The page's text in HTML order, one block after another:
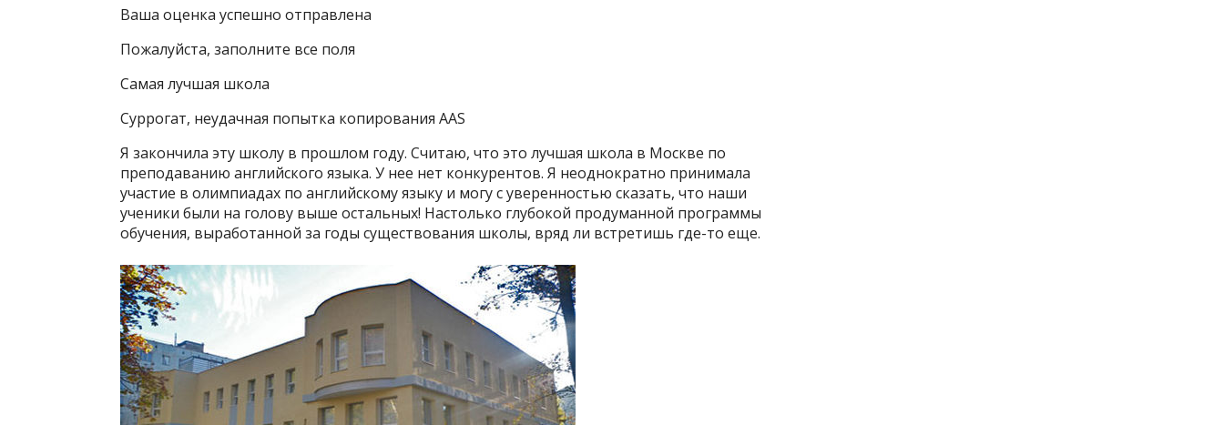
Ваша оценка успешно отправлена
Пожалуйста, заполните все поля
Самая лучшая школа
Суррогат, неудачная попытка копирования AAS
Я закончила эту школу в прошлом году. Считаю, что это лучшая школа в Москве по
преподаванию английского языка. У нее нет конкурентов. Я неоднократно принимала
участие в олимпиадах по английскому языку и могу с уверенностью сказать, что наши
ученики были на голову выше остальных! Настолько глубокой продуманной программы
обучения, выработанной за годы существования школы, вряд ли встретишь где-то еще.